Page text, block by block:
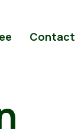
Contact